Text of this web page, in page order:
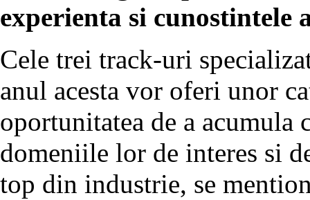
experienta si
Cele trei track-uri
anul acesta vor oferi unor
oportunitatea de a acumula
domeniile lor de interes si
top din industrie, se